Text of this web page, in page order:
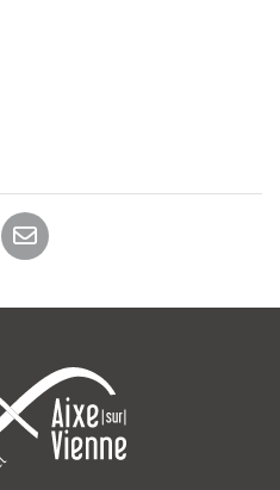
sur Facebook
sur Twitter
Partager par email